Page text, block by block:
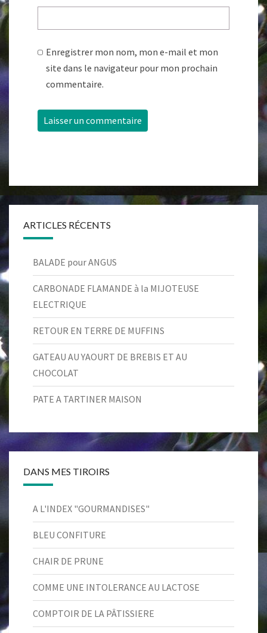
Enregistrer mon nom, mon e-mail et mon
site dans le navigateur pour mon prochain
commentaire.
ARTICLES RÉCENTS
BALADE pour ANGUS
CARBONADE FLAMANDE à la MIJOTEUSE
ELECTRIQUE
RETOUR EN TERRE DE MUFFINS
GATEAU AU YAOURT DE BREBIS ET AU
CHOCOLAT
PATE A TARTINER MAISON
DANS MES TIROIRS
A L'INDEX "GOURMANDISES"
BLEU CONFITURE
CHAIR DE PRUNE
COMME UNE INTOLERANCE AU LACTOSE
COMPTOIR DE LA PÂTISSIERE